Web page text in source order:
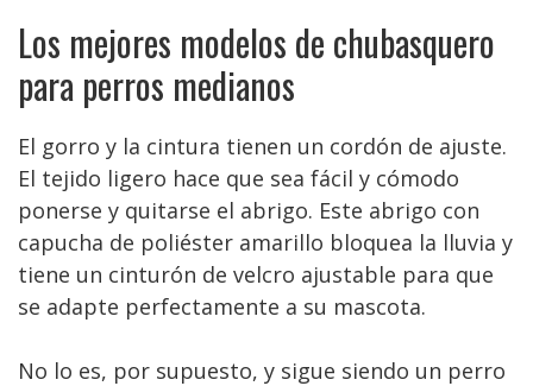
Los mejores modelos de chubasquero
para perros medianos
El gorro y la cintura tienen un cordón de ajuste.
El tejido ligero hace que sea fácil y cómodo
ponerse y quitarse el abrigo. Este abrigo con
capucha de poliéster amarillo bloquea la lluvia y
tiene un cinturón de velcro ajustable para que
se adapte perfectamente a su mascota.
No lo es, por supuesto, y sigue siendo un perro